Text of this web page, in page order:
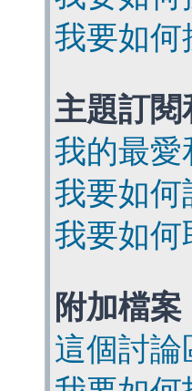
我要如何
主題訂閱
我的最愛
我要如何
我要如何
附加檔案
這個討論